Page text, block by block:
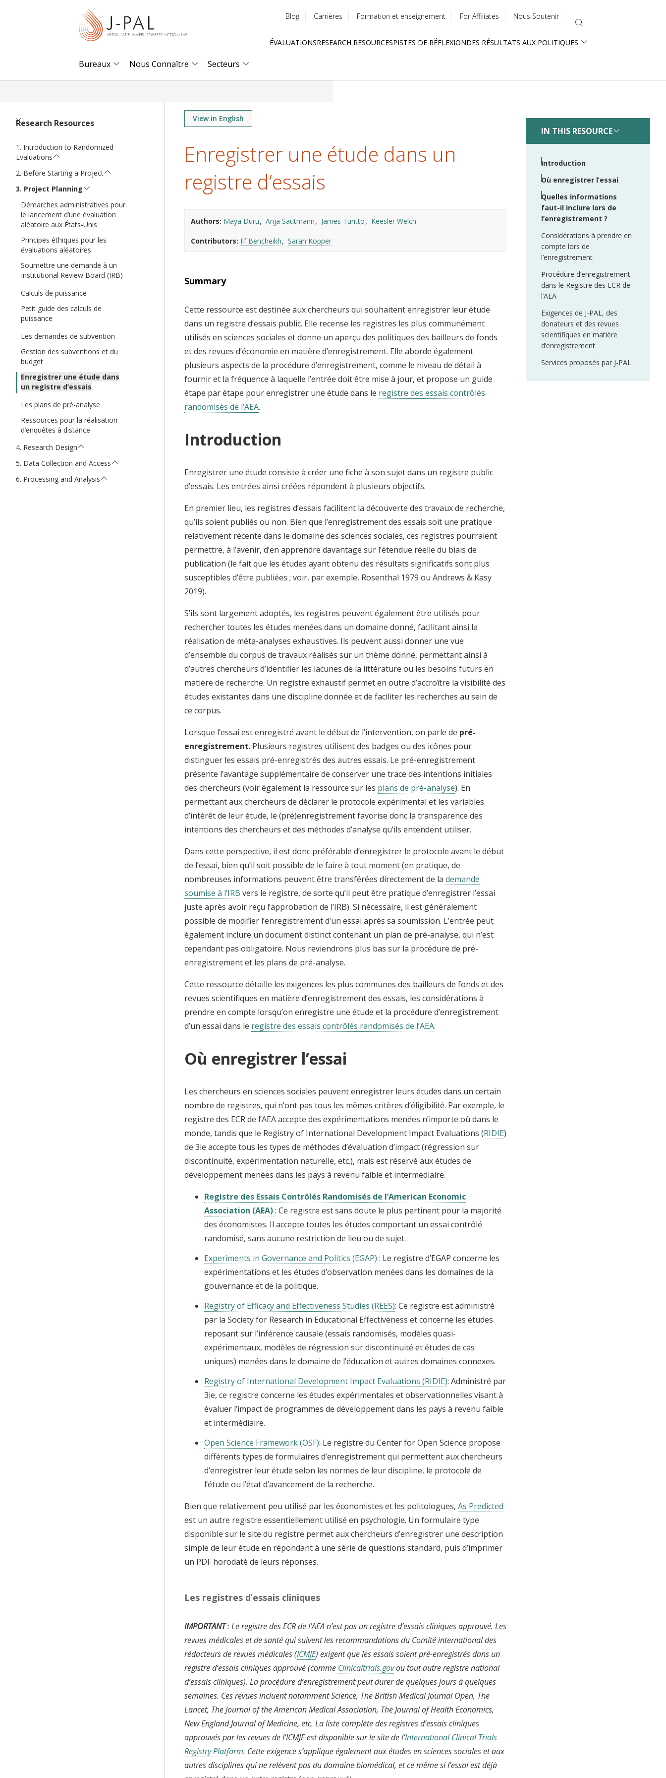
menu
Blog Carrières Formation et enseignement For Affiliates Nous Soutenir
ÉVALUATIONSRESEARCH RESOURCESPISTES DE RÉFLEXIONDES RÉSULTATS AUX POLITIQUES
Bureaux Nous Connaître Secteurs
Research Resources
Introduction to Randomized
Evaluations
Before Starting a Project
Project Planning
Démarches administratives pour
le lancement d’une évaluation
aléatoire aux États-Unis
Principes éthiques pour les
évaluations aléatoires
Soumettre une demande à un
Institutional Review Board (IRB)
Calculs de puissance
Petit guide des calculs de
puissance
Les demandes de subvention
Gestion des subventions et du
budget
Enregistrer une étude dans
un registre d’essais
Les plans de pré-analyse
Ressources pour la réalisation
d’enquêtes à distance
Research Design
Data Collection and Access
Processing and Analysis
View in English
Enregistrer une étude dans un
registre d’essais
Authors Maya Duru Anja Sautmann James Turitto Keesler Welch
Contributors Ilf Bencheikh Sarah Kopper
Summary
Cette ressource est destinée aux chercheurs qui souhaitent enregistrer leur étude
dans un registre d’essais public. Elle recense les registres les plus communément
utilisés en sciences sociales et donne un aperçu des politiques des bailleurs de fonds
et des revues d’économie en matière d’enregistrement. Elle aborde également
plusieurs aspects de la procédure d’enregistrement, comme le niveau de détail à
fournir et la fréquence à laquelle l’entrée doit être mise à jour, et propose un guide
étape par étape pour enregistrer une étude dans le registre des essais contrôlés
randomisés de l’AEA.
Introduction
Enregistrer une étude consiste à créer une fiche à son sujet dans un registre public
d’essais. Les entrées ainsi créées répondent à plusieurs objectifs.
En premier lieu, les registres d’essais facilitent la découverte des travaux de recherche,
qu’ils soient publiés ou non. Bien que l’enregistrement des essais soit une pratique
relativement récente dans le domaine des sciences sociales, ces registres pourraient
permettre, à l’avenir, d’en apprendre davantage sur l’étendue réelle du biais de
publication (le fait que les études ayant obtenu des résultats significatifs sont plus
susceptibles d’être publiées ; voir, par exemple, Rosenthal 1979 ou Andrews & Kasy
2019).
S’ils sont largement adoptés, les registres peuvent également être utilisés pour
rechercher toutes les études menées dans un domaine donné, facilitant ainsi la
réalisation de méta-analyses exhaustives. Ils peuvent aussi donner une vue
d’ensemble du corpus de travaux réalisés sur un thème donné, permettant ainsi à
d’autres chercheurs d’identifier les lacunes de la littérature ou les besoins futurs en
matière de recherche. Un registre exhaustif permet en outre d’accroître la visibilité des
études existantes dans une discipline donnée et de faciliter les recherches au sein de
ce corpus.
Lorsque l’essai est enregistré avant le début de l’intervention, on parle de pré-
enregistrement. Plusieurs registres utilisent des badges ou des icônes pour
distinguer les essais pré-enregistrés des autres essais. Le pré-enregistrement
présente l’avantage supplémentaire de conserver une trace des intentions initiales
des chercheurs (voir également la ressource sur les plans de pré-analyse). En
permettant aux chercheurs de déclarer le protocole expérimental et les variables
d’intérêt de leur étude, le (pré)enregistrement favorise donc la transparence des
intentions des chercheurs et des méthodes d’analyse qu’ils entendent utiliser.
Dans cette perspective, il est donc préférable d’enregistrer le protocole avant le début
de l’essai, bien qu’il soit possible de le faire à tout moment (en pratique, de
nombreuses informations peuvent être transférées directement de la demande
soumise à l’IRB vers le registre, de sorte qu’il peut être pratique d’enregistrer l’essai
juste après avoir reçu l’approbation de l’IRB). Si nécessaire, il est généralement
possible de modifier l’enregistrement d’un essai après sa soumission. L’entrée peut
également inclure un document distinct contenant un plan de pré-analyse, qui n’est
cependant pas obligatoire. Nous reviendrons plus bas sur la procédure de pré-
enregistrement et les plans de pré-analyse.
Cette ressource détaille les exigences les plus communes des bailleurs de fonds et des
revues scientifiques en matière d’enregistrement des essais, les considérations à
prendre en compte lorsqu’on enregistre une étude et la procédure d’enregistrement
d’un essai dans le registre des essais contrôlés randomisés de l’AEA.
Où enregistrer l’essai
Les chercheurs en sciences sociales peuvent enregistrer leurs études dans un certain
nombre de registres, qui n’ont pas tous les mêmes critères d’éligibilité. Par exemple, le
registre des ECR de l’AEA accepte des expérimentations menées n’importe où dans le
monde, tandis que le Registry of International Development Impact Evaluations (RIDIE)
de 3ie accepte tous les types de méthodes d’évaluation d’impact (régression sur
discontinuité, expérimentation naturelle, etc.), mais est réservé aux études de
développement menées dans les pays à revenu faible et intermédiaire.
Registre des Essais Contrôlés Randomisés de l’American Economic
Association (AEA): Ce registre est sans doute le plus pertinent pour la majorité
des économistes. Il accepte toutes les études comportant un essai contrôlé
randomisé, sans aucune restriction de lieu ou de sujet.
Experiments in Governance and Politics (EGAP) : Le registre d’EGAP concerne les
expérimentations et les études d’observation menées dans les domaines de la
gouvernance et de la politique.
Registry of Efficacy and Effectiveness Studies (REES): Ce registre est administré
par la Society for Research in Educational Effectiveness et concerne les études
reposant sur l’inférence causale (essais randomisés, modèles quasi-
expérimentaux, modèles de régression sur discontinuité et études de cas
uniques) menées dans le domaine de l’éducation et autres domaines connexes.
Registry of International Development Impact Evaluations (RIDIE): Administré par
3ie, ce registre concerne les études expérimentales et observationnelles visant à
évaluer l’impact de programmes de développement dans les pays à revenu faible
et intermédiaire.
Open Science Framework (OSF): Le registre du Center for Open Science propose
différents types de formulaires d’enregistrement qui permettent aux chercheurs
d’enregistrer leur étude selon les normes de leur discipline, le protocole de
l’étude ou l’état d’avancement de la recherche.
Bien que relativement peu utilisé par les économistes et les politologues, As Predicted
est un autre registre essentiellement utilisé en psychologie. Un formulaire type
disponible sur le site du registre permet aux chercheurs d’enregistrer une description
simple de leur étude en répondant à une série de questions standard, puis d’imprimer
un PDF horodaté de leurs réponses.
Les registres d’essais cliniques
IMPORTANT: Le registre des ECR de l’AEA n’est pas un registre d’essais cliniques approuvé. Les
revues médicales et de santé qui suivent les recommandations du Comité international des
rédacteurs de revues médicales (ICMJE) exigent que les essais soient pré-enregistrés dans un
registre d’essais cliniques approuvé (comme Clinicaltrials.govou tout autre registre national
d’essais cliniques). La procédure d’enregistrement peut durer de quelques jours à quelques
semaines. Ces revues incluent notamment Science, The British Medical Journal Open, The
Lancet, The Journal of the American Medical Association, The Journal of Health Economics,
New England Journal of Medicine, etc. La liste complète des registres d’essais cliniques
approuvés par les revues de l’ICMJE est disponible sur le site del’International Clinical Trials
Registry Platform. Cette exigence s’applique également aux études en sciences sociales et aux
autres disciplines qui ne relèvent pas du domaine biomédical, et ce même si l’essai est déjà
IN THIS RESOURCE
Introduction
Où enregistrer l’essai
Quelles informations
faut-il inclure lors de
l’enregistrement ?
Considérations à prendre en
compte lors de
l’enregistrement
Procédure d’enregistrement
dans le Registre des ECR de
l’AEA
Exigences de J-PAL, des
donateurs et des revues
scientifiques en matière
d’enregistrement
Services proposés par J-PAL